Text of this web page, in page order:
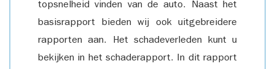
topsnelheid vinden van de auto. Naast het
basisrapport bieden wij ook uitgebreidere
rapporten aan. Het schadeverleden kunt u
bekijken in het schaderapport. In dit rapport